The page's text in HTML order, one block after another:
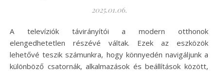
2025.01.06.
A televíziók távirányítói a modern otthonok
elengedhetetlen részévé váltak. Ezek az eszközök
lehetővé teszik számunkra, hogy könnyedén navigáljunk a
különböző csatornák, alkalmazások és beállítások között,